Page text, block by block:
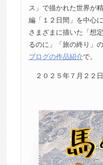
ス」で描かれた世界が
編「１２日間」を中心
さまざまに描いた「想
るのに」「旅の終り」
ブログの作品紹介で。
２０２５年７月２２日